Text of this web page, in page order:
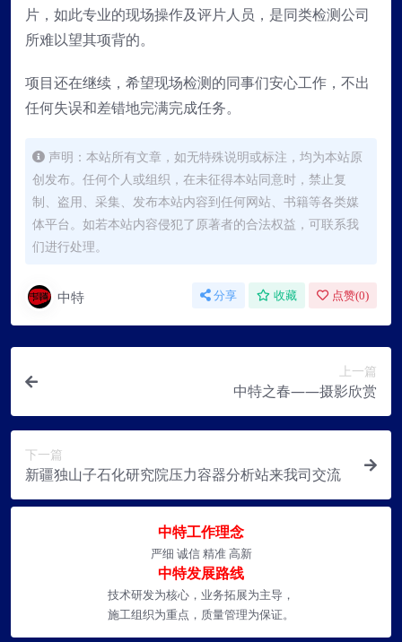
片，如此专业的现场操作及评片人员，是同类检测公司
所难以望其项背的。
项目还在继续，希望现场检测的同事们安心工作，不出
任何失误和差错地完满完成任务。
声明：本站所有文章，如无特殊说明或标注，均为本站原
创发布。任何个人或组织，在未征得本站同意时，禁止复
制、盗用、采集、发布本站内容到任何网站、书籍等各类媒
体平台。如若本站内容侵犯了原著者的合法权益，可联系我
们进行处理。
中特 分享 收藏 点赞(0)
上一篇
中特之春——摄影欣赏
下一篇
新疆独山子石化研究院压力容器分析站来我司交流
中特工作理念
严细 诚信 精准 高新
中特发展路线
技术研发为核心，业务拓展为主导，
施工组织为重点，质量管理为保证。